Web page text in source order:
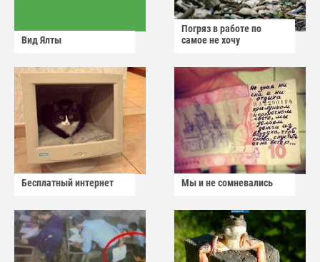
Вид Ялты
Погряз в работе по
самое не хочу
Бесплатный интернет Мы и не сомневались